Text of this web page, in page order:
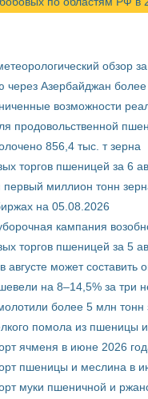
обзор
Азербайджан более
возможности
продовольственной
856,4 тыс. т зерна
торгов пшеницей за 6
первый миллион тонн
на 05.08.2026
кампания
торгов пшеницей за 5
может составить
на 8–14,5% за три
более 5 млн тонн
помола из пшеницы
ячменя в июне 2026
пшеницы и меслина в
муки пшеничной и